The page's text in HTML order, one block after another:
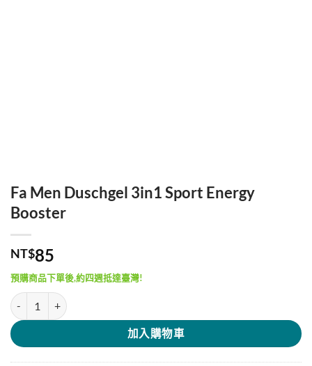
Fa Men Duschgel 3in1 Sport Energy
Booster
NT$85
預購商品下單後,約四週抵達臺灣!
Fa Men Duschgel 3in1 Sport Energy Booster 數量
加入購物車